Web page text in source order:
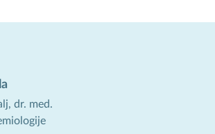
dr. med.